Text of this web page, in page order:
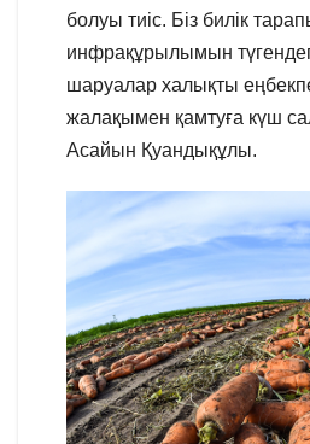
болуы тиіс. Біз билік
инфрақұрылымын
шаруалар халықты
жалақымен қамтуға күш
Асайын Қуандықұлы.